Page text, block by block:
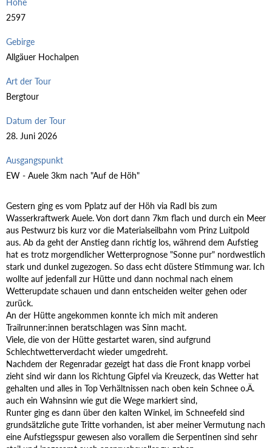
2597
Gebirge
Allgäuer Hochalpen
Art der Tour
Bergtour
Datum der Tour
28. Juni 2026
Ausgangspunkt
EW - Auele 3km nach "Auf de Höh"
Gestern ging es vom Pplatz auf der Höh via Radl bis zum
Wasserkraftwerk Auele. Von dort dann 7km flach und durch ein Meer
aus Pestwurz bis kurz vor die Materialseilbahn vom Prinz Luitpold
aus. Ab da geht der Anstieg dann richtig los, während dem Aufstieg
hat es trotz morgendlicher Wetterprognose "Sonne pur" nordwestlich
stark und dunkel zugezogen. So dass echt düstere Stimmung war. Ich
wollte auf jedenfall zur Hütte und dann nochmal nach einem
Wetterupdate schauen und dann entscheiden weiter gehen oder
zurück.
An der Hütte angekommen konnte ich mich mit anderen
Trailrunner:innen beratschlagen was Sinn macht.
Viele, die von der Hütte gestartet waren, sind aufgrund
Schlechtwetterverdacht wieder umgedreht.
Nachdem der Regenradar gezeigt hat dass die Front knapp vorbei
zieht sind wir dann los Richtung Gipfel via Kreuzeck, das Wetter hat
gehalten und alles in Top Verhältnissen nach oben kein Schnee o.Ä.
auch ein Wahnsinn wie gut die Wege markiert sind,
Runter ging es dann über den kalten Winkel, im Schneefeld sind
grundsätzliche gute Tritte vorhanden, ist aber meiner Vermutung nach
eine Aufstiegsspur gewesen also vorallem die Serpentinen sind sehr